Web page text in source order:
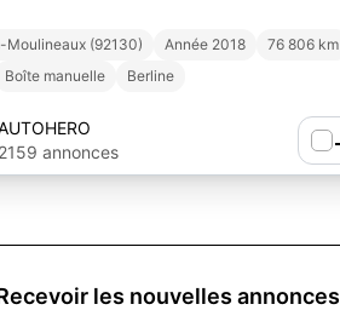
Moulineaux (92130) Année 2018
76 806 km
Boîte manuelle Berline
2159 annonces
les nouvelles annonces